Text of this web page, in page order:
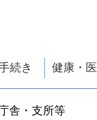
続き 健康・
舎・支所等